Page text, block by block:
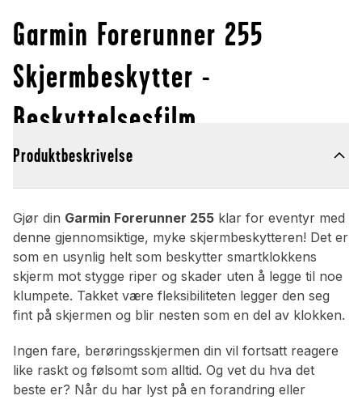
Garmin Forerunner 255
Skjermbeskytter -
Beskyttelsesfilm
Produktbeskrivelse
Gjør din Garmin Forerunner 255 klar for eventyr med
denne gjennomsiktige, myke skjermbeskytteren! Det er
som en usynlig helt som beskytter smartklokkens
skjerm mot stygge riper og skader uten å legge til noe
klumpete. Takket være fleksibiliteten legger den seg
fint på skjermen og blir nesten som en del av klokken.
Ingen fare, berøringsskjermen din vil fortsatt reagere
like raskt og følsomt som alltid. Og vet du hva det
beste er? Når du har lyst på en forandring eller